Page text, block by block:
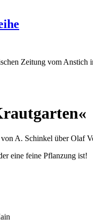
Zeitung vom Anstich
A. Schinkel über Olaf
eine feine Pflanzung ist!